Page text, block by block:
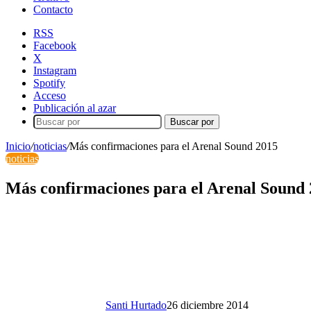
Contacto
RSS
Facebook
X
Instagram
Spotify
Acceso
Publicación al azar
Buscar por
Inicio/noticias/Más confirmaciones para el Arenal Sound 2015
noticias
Más confirmaciones para el Arenal Sound
Santi Hurtado26 diciembre 2014